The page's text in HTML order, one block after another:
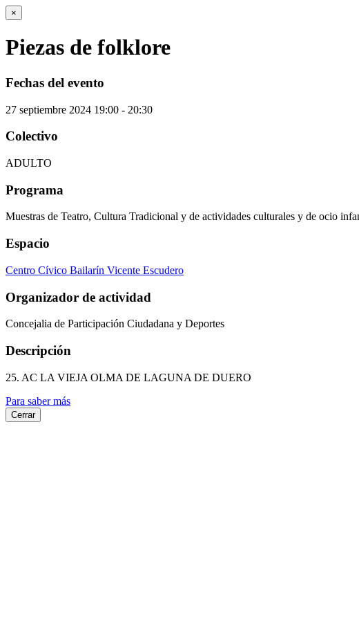
×
Piezas de folklore
Fechas del evento
27 septiembre 2024 19:00 - 20:30
Colectivo
ADULTO
Programa
Muestras de Teatro, Cultura Tradicional y de actividades culturales y de ocio
Espacio
Centro Cívico Bailarín Vicente Escudero
Organizador de actividad
Concejalia de Participación Ciudadana y Deportes
Descripción
25. AC LA VIEJA OLMA DE LAGUNA DE DUERO
Para saber más
Cerrar